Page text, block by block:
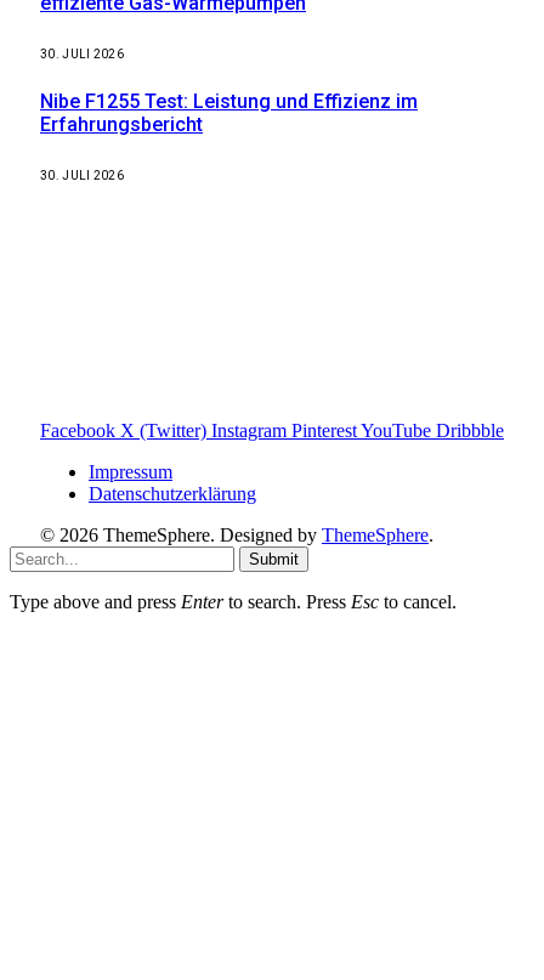
30. JULI 2026
Nibe F1255 Test: Leistung und Effizienz im
Erfahrungsbericht
30. JULI 2026
Facebook X (Twitter) Instagram PinterestYouTube Dribbble
Impressum
Datenschutzerklärung
© 2026 ThemeSphere. Designed by ThemeSphere.
Submit
Type above and press Enterto search. Press Esc to cancel.